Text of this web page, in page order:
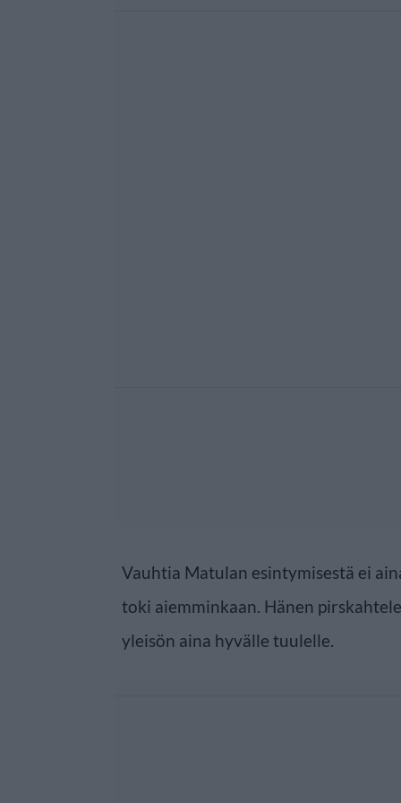
Vauhtia Matulan esintymisestä ei
toki aiemminkaan. Hänen
yleisön aina hyvälle tuulelle.